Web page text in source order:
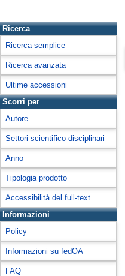
Ricerca
Ricerca semplice
Ricerca avanzata
Ultime accessioni
Scorri per
Autore
Settori scientifico-disciplinari
Anno
Tipologia prodotto
Accessibilità del full-text
Informazioni
Policy
Informazioni su fedOA
FAQ